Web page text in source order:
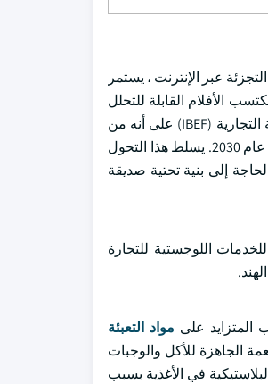
عبر الإنترنت ، يستمر
الأفلام القابلة للتحلل
شعبية في الخدمات اللوجستية للتجارة الإلكترونية لأنها خفيفة الوزن ومرنة وقابلة للتحلل. تنص مؤسسة الهند لأسهم العلامة التجارية (IBEF) على أنه من
المتوقع أن ينمو سوق التجارة الإلكترونية الهندي من 125 مليار دولار أمريكي في عام 2024 إلى 345 مليار دولار أمريكي بحلول عام 2030. يسلط هذا التحول
إلى بنية تحتية صديقة
اللوجستية للتجارة
المتزايد على مواد التعبئة
الجاهزة للأكل والوجبات
في الأغذية بسبب